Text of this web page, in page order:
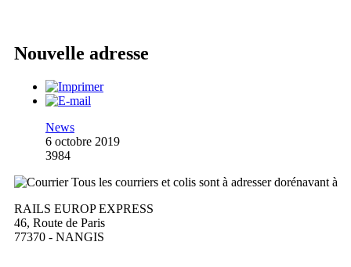
Nouvelle adresse
News
6 octobre 2019
3984
Tous les courriers et colis sont à adresser dorénavant à
RAILS EUROP EXPRESS
46, Route de Paris
77370 - NANGIS